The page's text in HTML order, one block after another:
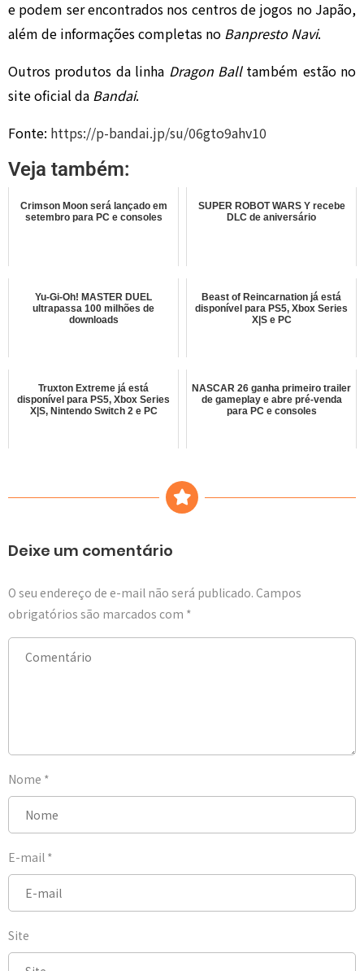
e podem ser encontrados nos centros de jogos no Japão,
além de informações completas no Banpresto Navi.
Outros produtos da linha Dragon Balltambém estão no
site oficial da Bandai.
Fonte: https://p-bandai.jp/su/06gto9ahv10
Veja também:
Crimson Moon será lançado em
setembro para PC e consoles
SUPER ROBOT WARS Y recebe
DLC de aniversário
Yu-Gi-Oh! MASTER DUEL
ultrapassa 100 milhões de
downloads
Beast of Reincarnation já está
disponível para PS5, Xbox Series
X|S e PC
Truxton Extreme já está
disponível para PS5, Xbox Series
X|S, Nintendo Switch 2 e PC
NASCAR 26 ganha primeiro trailer
de gameplay e abre pré-venda
para PC e consoles
Deixe um comentário
O seu endereço de e-mail não será publicado. Campos
obrigatórios são marcados com *
Nome *
E-mail *
Site